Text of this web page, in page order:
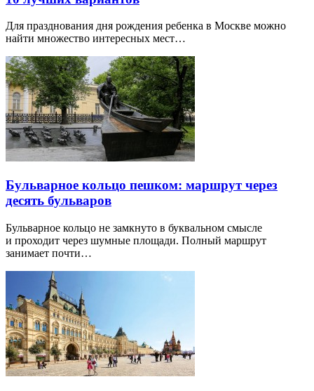
Для празднования дня рождения ребенка в Москве можно
найти множество интересных мест…
Бульварное кольцо пешком: маршрут через
десять бульваров
Бульварное кольцо не замкнуто в буквальном смысле
и проходит через шумные площади. Полный маршрут
занимает почти…